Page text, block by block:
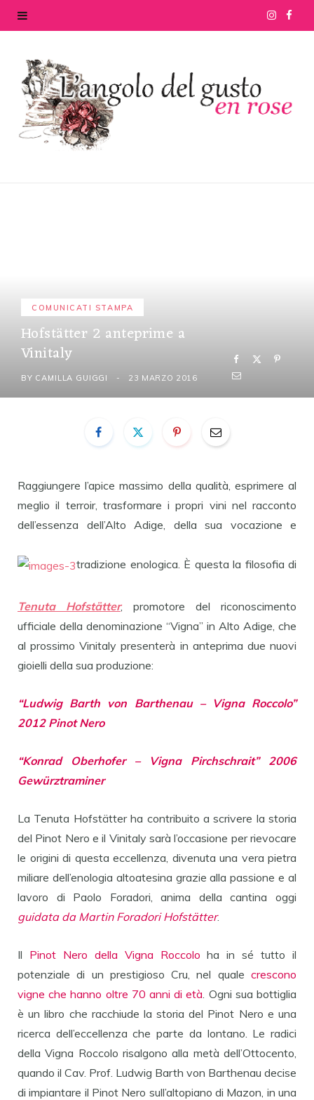
I
t e
COMUNICATI STAMPA
Hofstätter 2 anteprime a
Vinitaly
BY CAMILLA GUIGGI 23 MARZO 2016
Raggiungere l’apice massimo della qualità, esprimere al
meglio il terroir, trasformare i propri vini nel racconto
dell’essenza dell’Alto Adige, della sua vocazione e
tradizione enologica. È questa la filosofia di
Tenuta Hofstätter, promotore del riconoscimento
ufficiale della denominazione “Vigna” in Alto Adige, che
al prossimo Vinitaly presenterà in anteprima due nuovi
gioielli della sua produzione:
“Ludwig Barth von Barthenau – Vigna Roccolo”
2012 Pinot Nero
“Konrad Oberhofer – Vigna Pirchschrait” 2006
Gewürztraminer
La Tenuta Hofstätter ha contribuito a scrivere la storia
del Pinot Nero e il Vinitaly sarà l’occasione per rievocare
le origini di questa eccellenza, divenuta una vera pietra
miliare dell’enologia altoatesina grazie alla passione e al
lavoro di Paolo Foradori, anima della cantina oggi
guidata da Martin Foradori Hofstätter.
Il Pinot Nero della Vigna Roccolo ha in sé tutto il
potenziale di un prestigioso Cru, nel quale crescono
vigne che hanno oltre 70 anni di età . Ogni sua bottiglia
è un libro che racchiude la storia del Pinot Nero e una
ricerca dell’eccellenza che parte da lontano. Le radici
della Vigna Roccolo risalgono alla metà dell’Ottocento,
quando il Cav. Prof. Ludwig Barth von Barthenau decise
di impiantare il Pinot Nero sull’altopiano di Mazon, in una